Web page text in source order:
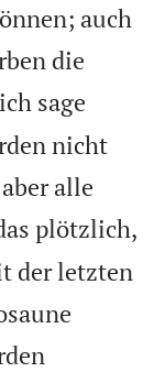
auch
die
sage
nicht
alle
plötzlich,
der letzten